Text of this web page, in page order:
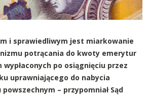
i sprawiedliwym jest miarkowanie
potrącania do kwoty emerytur
po osiągnięciu przez
uprawniającego do nabycia
– przypomniał Sąd